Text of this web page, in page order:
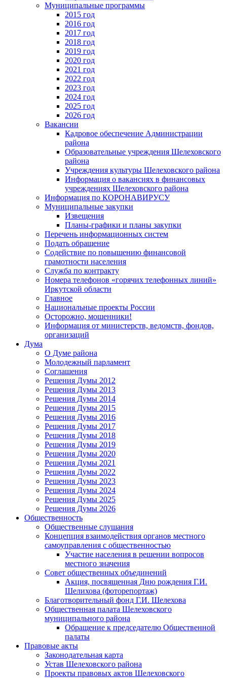
Муниципальные программы
2015 год
2016 год
2017 год
2018 год
2019 год
2020 год
2021 год
2022 год
2023 год
2024 год
2025 год
2026 год
Вакансии
Кадровое обеспечение Администрации
района
Образовательные учреждения Шелеховского
района
Учреждения культуры Шелеховского района
Информация о вакансиях в финансовых
учреждениях Шелеховского района
Информация по КОРОНАВИРУСУ
Муниципальные закупки
Извещения
Планы-графики и планы закупки
Перечень информационных систем
Подать обращение
Содействие по повышению финансовой
грамотности населения
Служба по контракту
Номера телефонов «горячих телефонных линий»
Иркутской области
Главное
Национальные проекты России
Осторожно, мошенники!
Информация от министерств, ведомств, фондов,
организаций
Дума
О Думе района
Молодежный парламент
Соглашения
Решения Думы 2012
Решения Думы 2013
Решения Думы 2014
Решения Думы 2015
Решения Думы 2016
Решения Думы 2017
Решения Думы 2018
Решения Думы 2019
Решения Думы 2020
Решения Думы 2021
Решения Думы 2022
Решения Думы 2023
Решения Думы 2024
Решения Думы 2025
Решения Думы 2026
Общественность
Общественные слушания
Концепция взаимодействия органов местного
самоуправления с общественностью
Участие населения в решении вопросов
местного значения
Совет общественных объединений
Акция, посвященная Дню рождения Г.И.
Шелихова (фоторепортаж)
Благотворительный фонд Г.И. Шелехова
Общественная палата Шелеховского
муниципального района
Обращение к председателю Общественной
палаты
Правовые акты
Законодательная карта
Устав Шелеховского района
Проекты правовых актов Шелеховского